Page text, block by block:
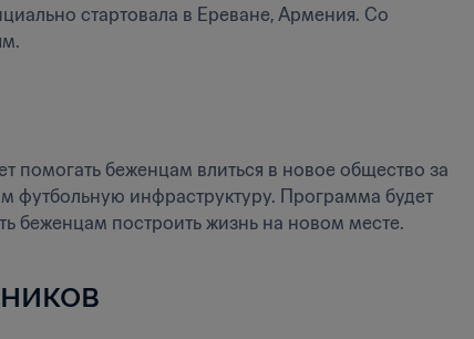
стартовала в Ереване, Армения. Со
беженцам влиться в новое общество за
футбольную инфраструктуру. Программа будет
беженцам построить жизнь на новом месте.